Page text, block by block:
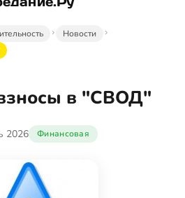
Новости
в "СВОД"
2026 Финансовая